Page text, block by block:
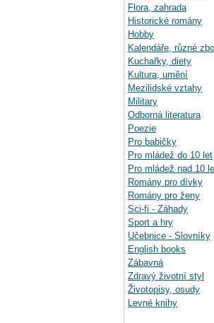
Flora, zahrada
Historické romány
Hobby
Kalendáře, různé
Kuchařky, diety
Kultura, umění
Mezilidské vztahy
Military
Odborná literatura
Poezie
Pro babičky
Pro mládež do 10 let
Pro mládež nad 10
Romány pro dívky
Romány pro ženy
Sci-fi - Záhady
Sport a hry
Učebnice - Slovníky
English books
Zábavná
Zdravý životní styl
Životopisy, osudy
Levné knihy